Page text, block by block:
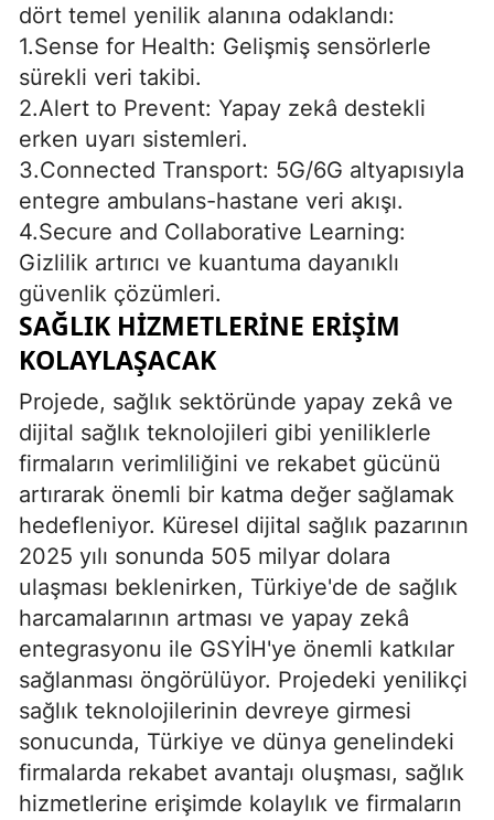
dört temel yenilik alanına odaklandı:
1.Sense for Health: Gelişmiş sensörlerle
sürekli veri takibi.
2.Alert to Prevent: Yapay zekâ destekli
erken uyarı sistemleri.
3.Connected Transport: 5G/6G altyapısıyla
entegre ambulans-hastane veri akışı.
4.Secure and Collaborative Learning:
Gizlilik artırıcı ve kuantuma dayanıklı
güvenlik çözümleri.
SAĞLIK HİZMETLERİNE ERİŞİM
KOLAYLAŞACAK
Projede, sağlık sektöründe yapay zekâ ve
dijital sağlık teknolojileri gibi yeniliklerle
firmaların verimliliğini ve rekabet gücünü
artırarak önemli bir katma değer sağlamak
hedefleniyor. Küresel dijital sağlık pazarının
2025 yılı sonunda 505 milyar dolara
ulaşması beklenirken, Türkiye'de de sağlık
harcamalarının artması ve yapay zekâ
entegrasyonu ile GSYİH'ye önemli katkılar
sağlanması öngörülüyor. Projedeki yenilikçi
sağlık teknolojilerinin devreye girmesi
sonucunda, Türkiye ve dünya genelindeki
firmalarda rekabet avantajı oluşması, sağlık
hizmetlerine erişimde kolaylık ve firmaların